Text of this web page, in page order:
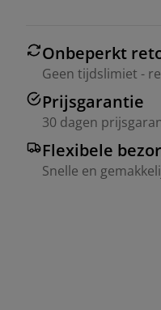
Onbeperkt
Geen tijdslimiet -
Prijsgarantie
30 dagen
Flexibele
Snelle en